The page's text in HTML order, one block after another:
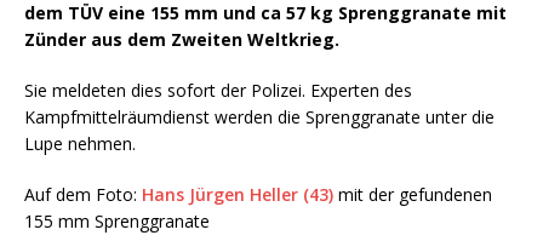
dem TÜV eine 155 mm und ca 57 kg Sprenggranate mit
Zünder aus dem Zweiten Weltkrieg.
Sie meldeten dies sofort der Polizei. Experten des
Kampfmittelräumdienst werden die Sprenggranate unter die
Lupe nehmen.
Auf dem Foto: Hans Jürgen Heller (43) mit der gefundenen
155 mm Sprenggranate